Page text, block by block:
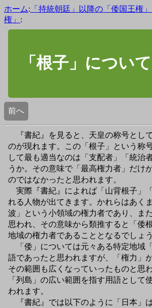
ホーム: 「持統朝廷」以降の「倭国王権
権」 :
「根子」について
前へ
『書紀』を見ると、天皇の称号とし
のが現れます。この「根子」という称
して最も適当なのは「支配者」「統治
うか。その意味で「最高権力者」だけ
のではなかったと思われます。
実際『書紀』によれば「山背根子」
れる人物が出てきます。かれらはあく
波」という小領域の権力者であり、ま
思われ、その意味から類推すると「倭
地域の権力者であることとなるでしょう
「倭」については元々ある特定地域
語であったと思われますが、「権力」
その範囲も広くなっていったものと思
「列島」の広い範囲を指す用語として
われます。
『書紀』では以下のように「日本」